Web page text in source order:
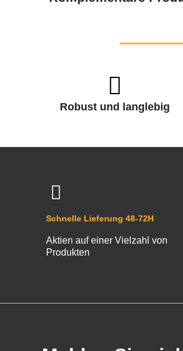
Robust und langlebig
Schnelle Lieferung 48-72H
Aktien auf einer Vielzahl von
Produkten